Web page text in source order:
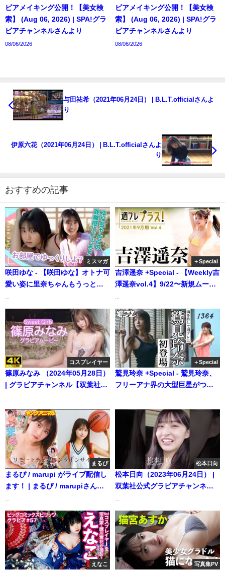
ビアメイキング公開！【美女検
索】 (Aug 06, 2026) | SPA!グラ
ビアチャンネルさんより
08/06/2026
ビアメイキング公開！【美女検
索】 (Aug 06, 2026) | SPA!グラ
ビアチャンネルさんより
08/06/2026
与田祐希（2021年06月24日） | B.L.T.officialさんよ
り
伊原六花（2021年06月24日） | B.L.T.officialさんよ
り
おすすめの記事
ミスマガ
咲田ゆな - 【咲田ゆな】オトナ可
愛い姿に里奈ちゃんもうっと
＋Special
吉澤遥奈 +Special - 【Weekly吉
澤遥奈vol.4】9/22〜新規ムービ
レイク筆頭のフレッシュ美ボデ
ィ解放！～Haruna Yoshizawa～
（2021年09月21日） | 週プレ
Channel【集英社 週刊プレイボ
ーイ公式】さんより
コスプレイヤー
篠原みなみ （2024年05月28日）
| グラビアチャンネル【双葉社公
＋Special
鷲見玲奈 +Special - 鷲見玲奈、
フリーアナ界の大型巨星がつい
週プレChannel【集英社 週刊プ
レイボーイ公式】さんより
まるぴ
まるぴ / marupi がライブ配信し
ます！ | まるぴ / marupiさんよ
松本日向
松本日向（2023年06月24日） |
双葉社公式グラビアチャンネル
えなこ 写真集PV